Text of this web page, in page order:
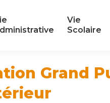
Vie
Scolaire
Grand
Vie
Scolaire